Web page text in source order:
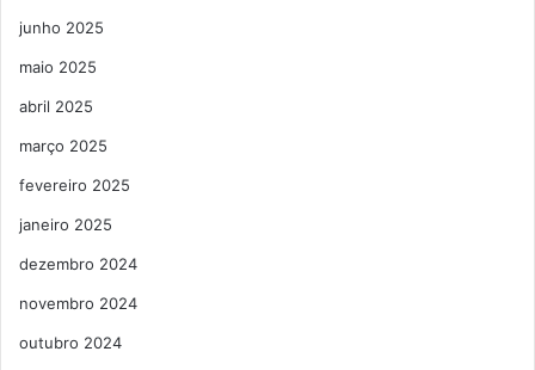
junho 2025
maio 2025
abril 2025
março 2025
fevereiro 2025
janeiro 2025
dezembro 2024
novembro 2024
outubro 2024